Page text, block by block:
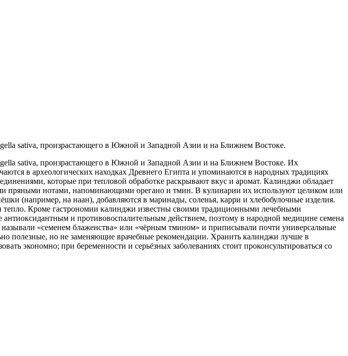
sativa, произрастающего в Южной и Западной Азии и на Ближнем Востоке.
sativa, произрастающего в Южной и Западной Азии и на Ближнем Востоке. Их
в археологических находках Древнего Египта и упоминаются в народных традициях
которые при тепловой обработке раскрывают вкус и аромат. Калинджи обладает
пряными нотами, напоминающими орегано и тмин. В кулинарии их используют целиком или
(например, на наан), добавляются в маринады, соленья, карри и хлебобулочные изделия.
тепло. Кроме гастрономии калинджи известны своими традиционными лечебными
и противовоспалительным действием, поэтому в народной медицине семена
«семенем блаженства» или «чёрным тмином» и приписывали почти универсальные
полезные, но не заменяющие врачебные рекомендации. Хранить калинджи лучше в
экономно; при беременности и серьёзных заболеваниях стоит проконсультироваться со